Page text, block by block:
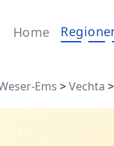
Home
Ems >Vechta >